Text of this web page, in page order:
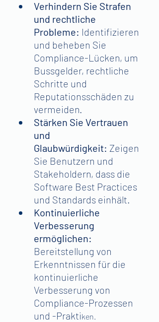
Verhindern Sie Strafen
und rechtliche
Probleme: Identifizieren
und beheben Sie
Compliance-Lücken, um
Bussgelder, rechtliche
Schritte und
Reputationsschäden zu
vermeiden.
Stärken Sie Vertrauen
und
Glaubwürdigkeit: Zeigen
Sie Benutzern und
Stakeholdern, dass die
Software Best Practices
und Standards einhält.
Kontinuierliche
Verbesserung
ermöglichen:
Bereitstellung von
Erkenntnissen für die
kontinuierliche
Verbesserung von
Compliance-Prozessen
und -Praktiken.